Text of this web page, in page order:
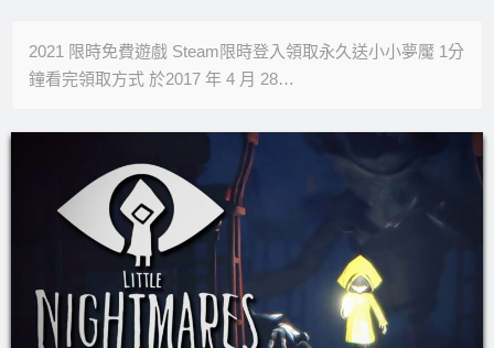
2021 限時免費遊戲 Steam限時登入領取永久送小小夢魘 1分
鐘看完領取方式 於2017 年 4 月 28…